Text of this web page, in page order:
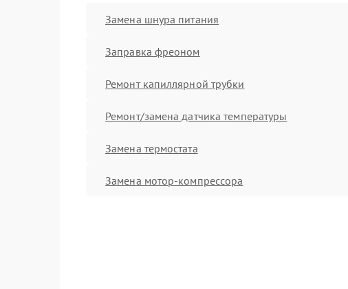
Замена шнура питания
Заправка фреоном
Ремонт капиллярной трубки
Ремонт/замена датчика температуры
Замена термостата
Замена мотор-компрессора